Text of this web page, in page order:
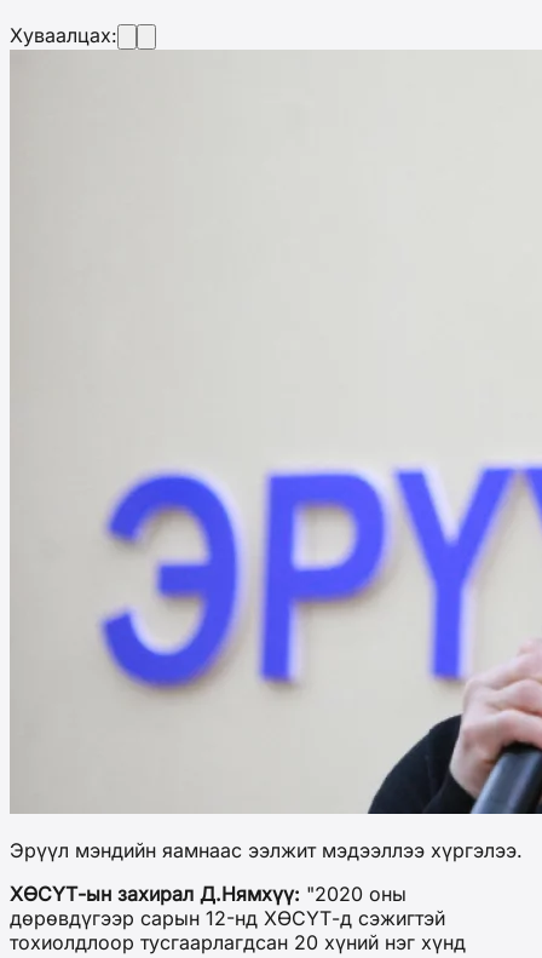
Хуваалцах:
Эрүүл мэндийн яамнаас ээлжит мэдээллээ хүргэлээ.
ХӨСҮТ-ын захирал Д.Нямхүү: "2020 оны
дөрөвдүгээр сарын 12-нд ХӨСҮТ-д сэжигтэй
тохиолдлоор тусгаарлагдсан 20 хүний нэг хүнд